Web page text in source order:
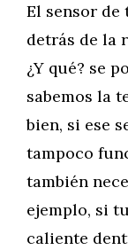
El sensor
detrás de la
¿Y qué? se
sabemos la
bien, si ese
tampoco
también
ejemplo, si
caliente